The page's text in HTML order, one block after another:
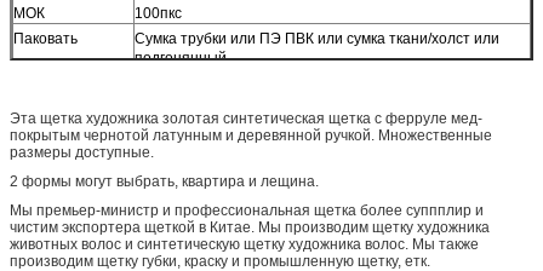
МОК
100пкс
Паковать
Сумка трубки или ПЭ ПВК или сумка ткани/холст или
подгонянный
Эта щетка художника золотая синтетическая щетка с ферруле мед-
покрытым чернотой латунным и деревянной ручкой. Множественные
размеры доступные.
2 формы могут выбрать, квартира и лещина.
Мы премьер-министр и профессиональная щетка более суппплир и
чистим экспортера щеткой в Китае. Мы производим щетку художника
животных волос и синтетическую щетку художника волос. Мы также
производим щетку губки, краску и промышленную щетку, етк.